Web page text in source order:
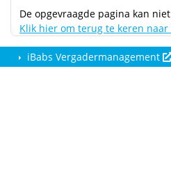
De opgevraagde pagina kan
Klik hier om terug te keren
iBabs Vergadermanagement